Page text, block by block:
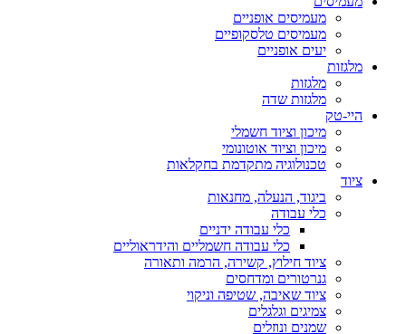
מעמיסים אופניים
מעמיסים טלסקופיים
יעים אופניים
מלגזות
מלגזות
מלגזות שדה
היי-טק
מיכון וציוד חשמלי
מיכון וציוד אוטונומי
טכנולוגיה מתקדמת בחקלאות
ציוד
ביגוד, הנעלה, מחנאות
כלי עבודה
כלי עבודה ידניים
כלי עבודה חשמליים והידראוליים
ציוד חילוץ, קשירה, הרמה ותאורה
גנרטורים ומדחסים
ציוד שאיבה, שטיפה וניקוי
צמיגים וגלגלים
שמנים ונוזלים